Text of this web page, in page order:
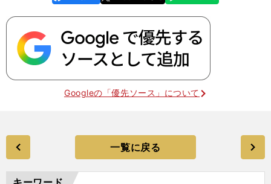
k
Googleの「優先ソース」について
一覧に戻る